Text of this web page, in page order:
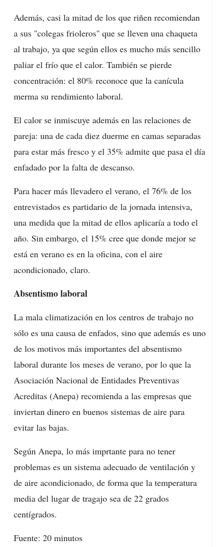
Además, casi la mitad de los que riñen recomiendan
a sus "colegas frioleros" que se lleven una chaqueta
al trabajo, ya que según ellos es mucho más sencillo
paliar el frío que el calor. También se pierde
concentración: el 80% reconoce que la canícula
merma su rendimiento laboral.
El calor se inmiscuye además en las relaciones de
pareja: una de cada diez duerme en camas separadas
para estar más fresco y el 35% admite que pasa el día
enfadado por la falta de descanso.
Para hacer más llevadero el verano, el 76% de los
entrevistados es partidario de la jornada intensiva,
una medida que la mitad de ellos aplicaría a todo el
año. Sin embargo, el 15% cree que donde mejor se
está en verano es en la oficina, con el aire
acondicionado, claro.
Absentismo laboral
La mala climatización en los centros de trabajo no
sólo es una causa de enfados, sino que además es uno
de los motivos más importantes del absentismo
laboral durante los meses de verano, por lo que la
Asociación Nacional de Entidades Preventivas
Acreditas (Anepa) recomienda a las empresas que
inviertan dinero en buenos sistemas de aire para
evitar las bajas.
Según Anepa, lo más imprtante para no tener
problemas es un sistema adecuado de ventilación y
de aire acondicionado, de forma que la temperatura
media del lugar de tragajo sea de 22 grados
centígrados.
Fuente: 20 minutos